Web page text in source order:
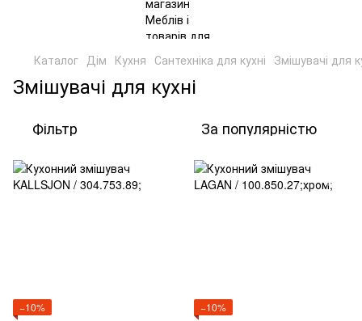
Каталог Дім Кухня Сантехніка для кухні Змішувачі для
Змішувачі для кухні
Фільтр За популярністю
−10% −10%